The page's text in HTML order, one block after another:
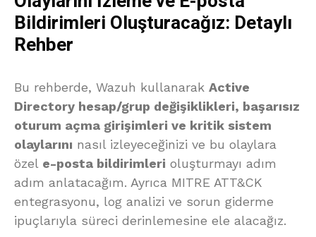
Bildirimleri Oluşturacağız: Detaylı
Rehber
Bu rehberde, Wazuh kullanarak Active
Directory hesap/grup değişiklikleri, başarısız
oturum açma girişimleri ve kritik sistem
olaylarını nasıl izleyeceğinizi ve bu olaylara
özel e-posta bildirimleri oluşturmayı adım
adım anlatacağım. Ayrıca MITRE ATT&CK
entegrasyonu, log analizi ve sorun giderme
ipuçlarıyla süreci derinlemesine ele alacağız.